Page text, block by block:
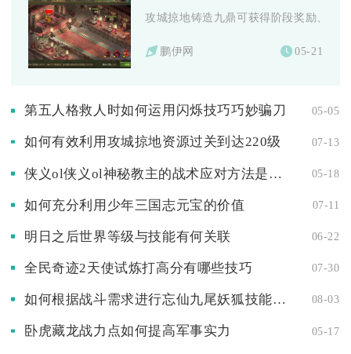
攻城掠地铸造九鼎可获得阶段奖励、王
鹏伊网 05-21
第五人格救人时如何运用闪烁技巧巧妙骗刀 05-05
如何有效利用攻城掠地资源过关到达220级 07-13
侠义ol侠义ol神秘教主的战术应对方法是什么 05-18
如何充分利用少年三国志元宝的价值 07-11
明日之后世界等级与技能有何关联 06-22
全民奇迹2天使试炼打高分有哪些技巧 07-30
如何根据战斗需求进行忘仙九尾妖狐技能加点 08-03
卧虎藏龙战力点如何提高军事实力 05-17